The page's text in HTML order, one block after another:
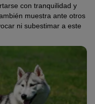
con tranquilidad y
muestra ante otros
ni subestimar a este